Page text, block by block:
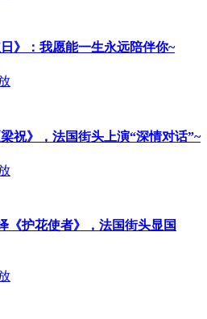
》：我愿能一生永远陪伴你~
祝》，法国街头上演“深情对话”~
《护花使者》，法国街头显国